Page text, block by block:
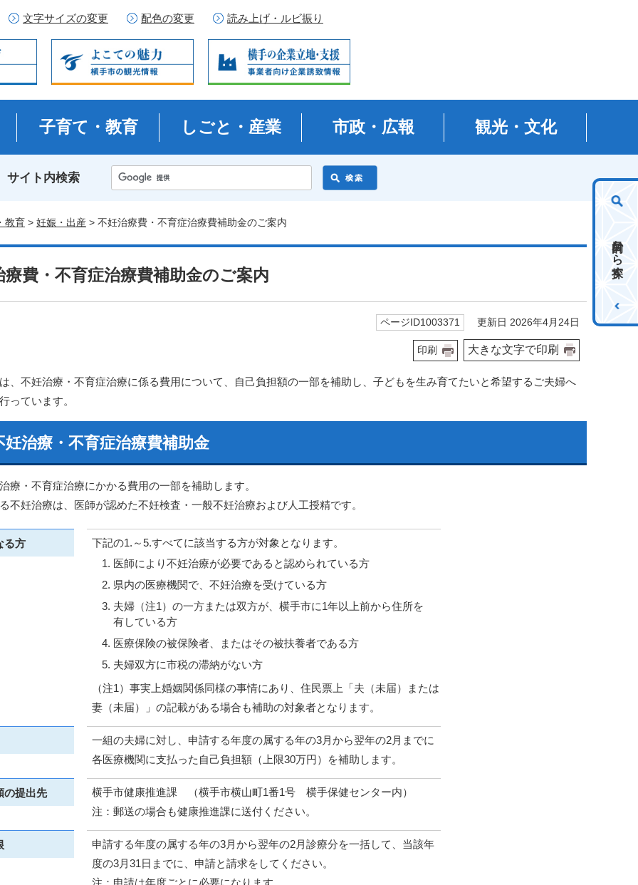
文字サイズの変更 配色の変更 読み上げ・ルビ振り
子育て・教育 しごと・産業 市政・広報 観光・文化
サイト内検索
目的から探す
教育 > 妊娠・出産 > 不妊治療費・不育症治療費補助金のご案内
療費・不育症治療費補助金のご案内
ページID1003371 更新日 2026年4月24日
印刷 大きな文字で印刷
、不妊治療・不育症治療に係る費用について、自己負担額の一部を補助し、子どもを生み育てたいと希望するご夫婦へ
っています。
妊治療・不育症治療費補助金
療・不育症治療にかかる費用の一部を補助します。
不妊治療は、医師が認めた不妊検査・一般不妊治療および人工授精です。
る方
下記の1.～5.すべてに該当する方が対象となります。
医師により不妊治療が必要であると認められている方
県内の医療機関で、不妊治療を受けている方
夫婦（注1）の一方または双方が、横手市に1年以上前から住所を
有している方
医療保険の被保険者、またはその被扶養者である方
夫婦双方に市税の滞納がない方
（注1）事実上婚姻関係同様の事情にあり、住民票上「夫（未届）または
妻（未届）」の記載がある場合も補助の対象者となります。
一組の夫婦に対し、申請する年度の属する年の3月から翌年の2月までに
各医療機関に支払った自己負担額（上限30万円）を補助します。
の提出先
横手市健康推進課 （横手市横山町1番1号 横手保健センター内）
注：郵送の場合も健康推進課に送付ください。
申請する年度の属する年の3月から翌年の2月診療分を一括して、当該年
度の3月31日までに、申請と請求をしてください。
注：申請は年度ごとに必要になります。